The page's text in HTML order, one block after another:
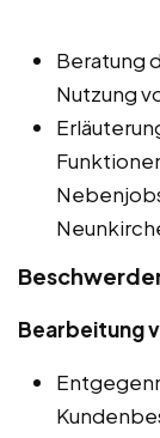
Beratung
Nutzung
Bearbeitung